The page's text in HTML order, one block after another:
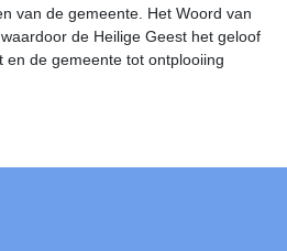
van de gemeente. Het Woord van
de Heilige Geest het geloof
en de gemeente tot ontplooiing